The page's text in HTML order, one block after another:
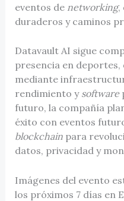
eventos de networking,
duraderos y caminos
Datavault AI sigue
presencia en
mediante
rendimiento y software
futuro, la compañía
éxito con eventos
blockchainpara
datos, privacidad y
Imágenes del evento
los próximos 7 días en